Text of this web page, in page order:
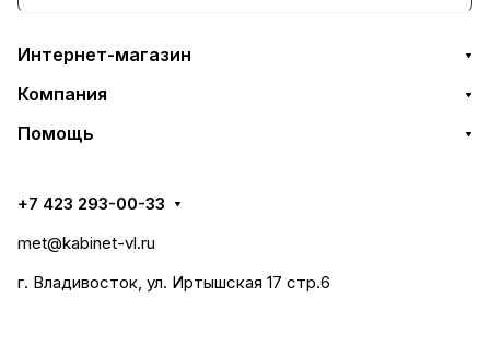
Интернет-магазин
Компания
Помощь
+7 423 293-00-33
met@kabinet-vl.ru
г. Владивосток, ул. Иртышская 17 стр.6